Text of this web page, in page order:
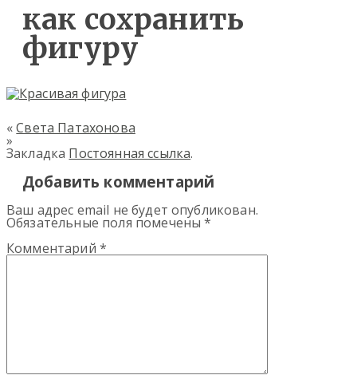
как сохранить
фигуру
«Света Патахонова
»
Закладка Постоянная ссылка.
Добавить комментарий
Ваш адрес email не будет опубликован.
Обязательные поля помечены*
Комментарий *